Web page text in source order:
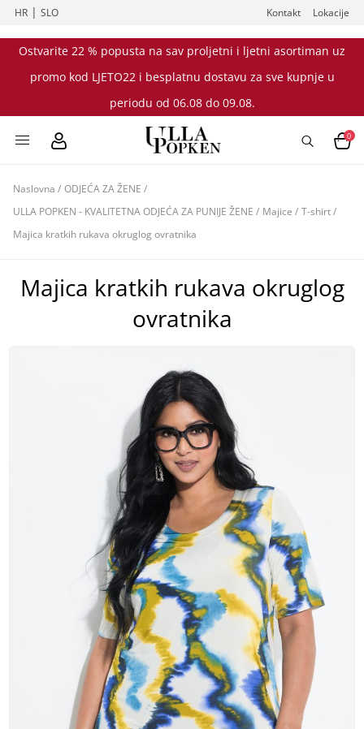
HR |SLO Kontakt Lokacije
Ostvarite 22 % popusta na sav proljetni i ljetni asortiman uz
promo kod LJETO22 i besplatnu dostavu za sve kupnje u
periodu od 06.08 do 09.08.
0
Naslovna / ODJEĆA ZA ŽENE /
ULLA POPKEN - KVALITETNA ODJEĆA ZA PUNIJE ŽENE / Majice / T-shirt/
Majica kratkih rukava okruglog ovratnika
Majica kratkih rukava okruglog
ovratnika